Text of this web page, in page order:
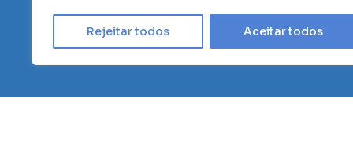
Rejeitar todos Aceitar todos